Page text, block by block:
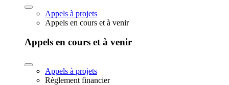
Appels à projets
Appels en cours et à venir
Appels en cours et à venir
Appels à projets
Règlement financier